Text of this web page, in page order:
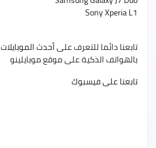
Sony Xperia L1
تابعنا دائما للتعرف علىأحدث الموبايلات
بالهواتف الذكية على موقع موبايلينو
تابعنا على فيسبوك